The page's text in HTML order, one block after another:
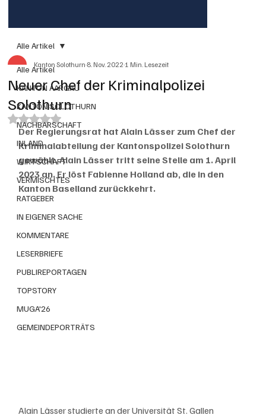
Alle Artikel
KANTON AARGAU
KANTON SOLOTHURN
NACHBARSCHAFT
INLAND
WIRTSCHAFT
VERMISCHTES
RATGEBER
IN EIGENER SACHE
KOMMENTARE
LESERBRIEFE
PUBLIREPORTAGEN
TOPSTORY
MUGA'26
GEMEINDEPORTRÄTS
Alle Artikel
Neuer Chef der Kriminalpolizei
Solothurn
Kanton Solothurn8. Nov. 20221 Min. Lesezeit
Mit NaN von 5 Sternen bewertet.
Der Regierungsrat hat Alain Lässer zum Chef der
Kriminalabteilung der Kantonspolizei Solothurn
gewählt. Alain Lässer tritt seine Stelle am 1. April
2023 an. Er löst Fabienne Holland ab, die in den
Kanton Baselland zurückkehrt.
Alain Lässer studierte an der Universität St. Gallen